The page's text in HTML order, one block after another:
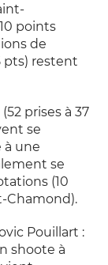
points
de
pts) restent
prises à 37
se
à une
se
(10
Chamond).
Pouillart :
shoote à